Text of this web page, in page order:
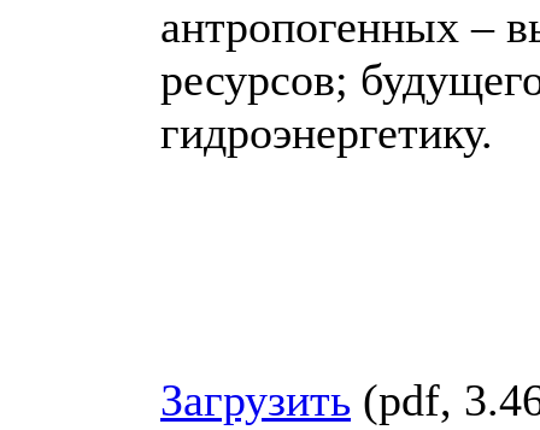
антропогенных –
ресурсов;
гидроэнергетику.
Загрузить (pdf,